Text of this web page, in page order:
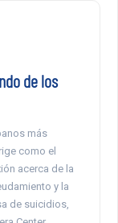
de los
más
como el
acerca de la
y la
de suicidios,